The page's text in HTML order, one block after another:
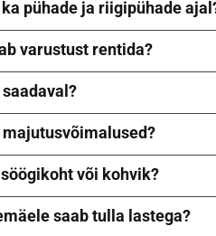
pühade ja riigipühade
varustust rentida?
majutusvõimalused?
või kohvik?
saab tulla lastega?